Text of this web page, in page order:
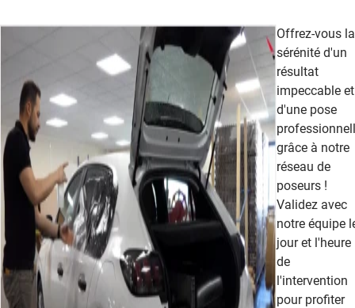
Offrez-vous la
sérénité d'un
résultat
impeccable et
d'une pose
grâce à notre
réseau de
poseurs !
Validez avec
notre équipe
jour et l'heure
de
l'intervention
pour profiter